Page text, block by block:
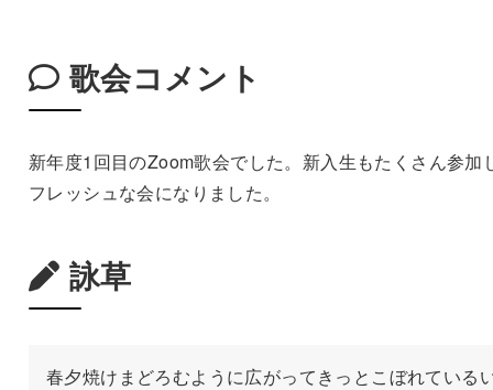
歌会コメント
新年度1回目のZoom歌会でした。新入生もたくさん参加
フレッシュな会になりました。
詠草
春夕焼けまどろむように広がってきっとこぼれている